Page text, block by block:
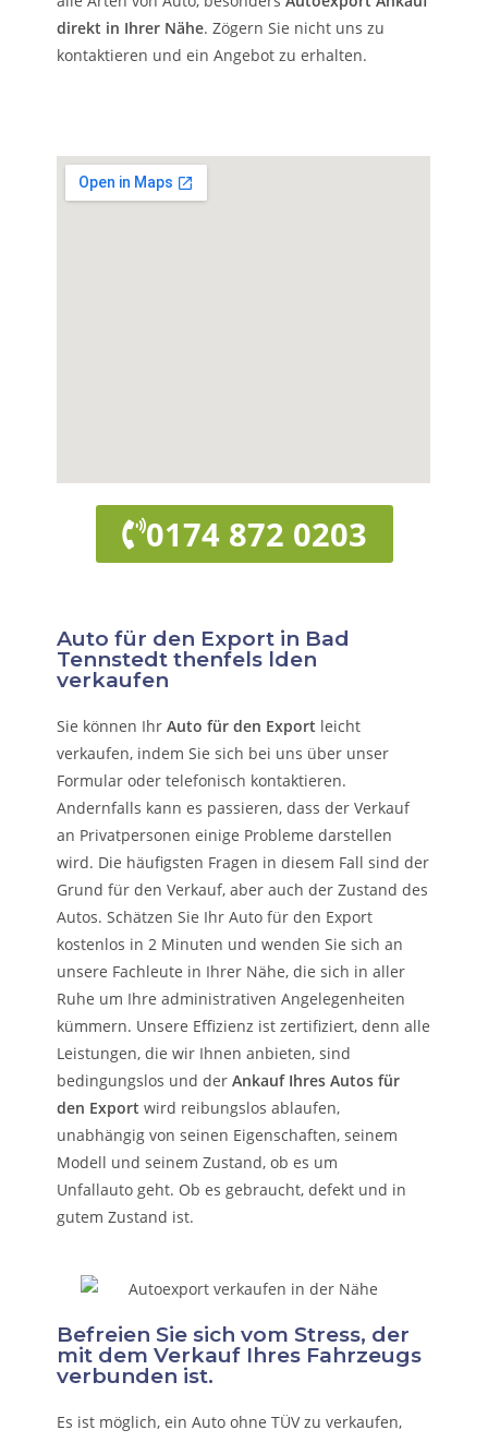
direkt in Ihrer Nähe. Zögern Sie nicht uns zu
kontaktieren und ein Angebot zu erhalten.
0174 872 0203
Auto für den Export in Bad
Tennstedt thenfels lden
verkaufen
Sie können IhrAuto für den Export leicht
verkaufen, indem Sie sich bei uns über unser
Formular oder telefonisch kontaktieren.
Andernfalls kann es passieren, dass der Verkauf
an Privatpersonen einige Probleme darstellen
wird. Die häufigsten Fragen in diesem Fall sind der
Grund für den Verkauf, aber auch der Zustand des
Autos. Schätzen Sie Ihr Auto für den Export
kostenlos in 2 Minuten und wenden Sie sich an
unsere Fachleute in Ihrer Nähe, die sich in aller
Ruhe um Ihre administrativen Angelegenheiten
kümmern. Unsere Effizienz ist zertifiziert, denn alle
Leistungen, die wir Ihnen anbieten, sind
bedingungslos und derAnkauf Ihres Autos für
den Export wird reibungslos ablaufen,
unabhängig von seinen Eigenschaften, seinem
Modell und seinem Zustand, ob es um
Unfallauto geht. Ob es gebraucht, defekt und in
gutem Zustand ist.
Befreien Sie sich vom Stress, der
mit dem Verkauf Ihres Fahrzeugs
verbunden ist.
Es ist möglich, ein Auto ohne TÜV zu verkaufen,